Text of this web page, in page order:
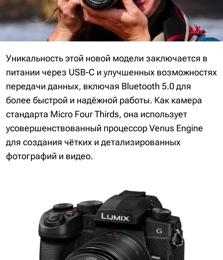
Уникальность этой новой модели заключается в
питании через USB-C и улучшенных возможностях
передачи данных, включая Bluetooth 5.0 для
более быстрой и надёжной работы. Как камера
стандарта Micro Four Thirds, она использует
усовершенствованный процессор Venus Engine
для создания чётких и детализированных
фотографий и видео.